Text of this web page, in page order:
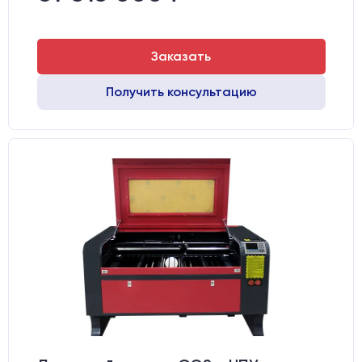
Заказать
Получить консультацию